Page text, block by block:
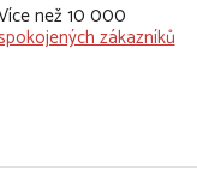
než 10 000
zákazníků